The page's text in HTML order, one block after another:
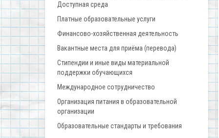
Доступная среда
Платные образовательные услуги
Финансово-хозяйственная деятельность
Вакантные места для приёма (перевода)
Стипендии и иные виды материальной
поддержки обучающихся
Международное сотрудничество
Организация питания в образовательной
организации
Образовательные стандарты и требования